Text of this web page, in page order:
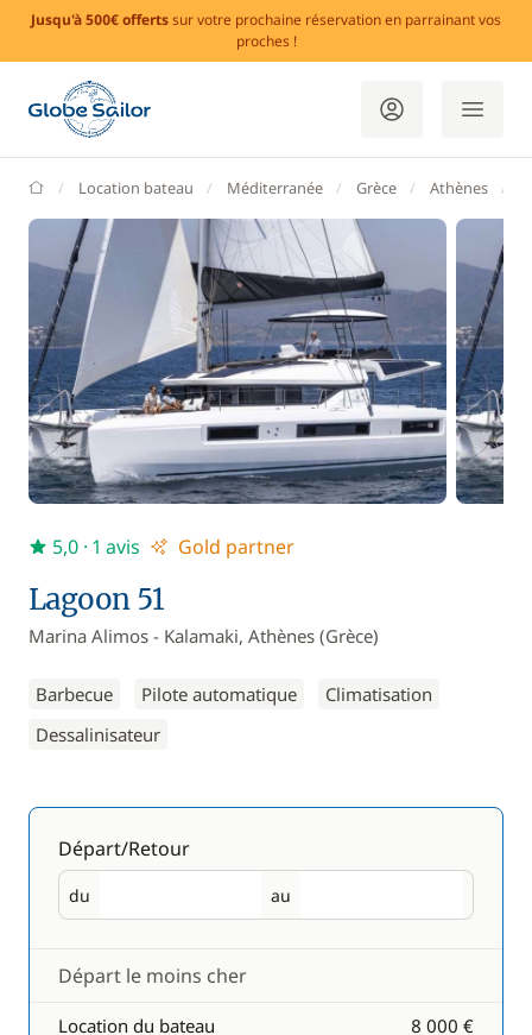
Jusqu'à 500€ offertssur votre prochaine réservation en parrainant vos
proches !
GlobeSailor
Location bateau Méditerranée Grèce Athènes
Lagoon 51
Marina Alimos - Kalamaki, Athènes (Grèce)
Barbecue Pilote automatique
Climatisation
Dessalinisateur
5,0 · 1 avis Gold partner
Départ/Retour
du
Départ au
Retour
Départ le moins cher
Location du bateau 8 000 €